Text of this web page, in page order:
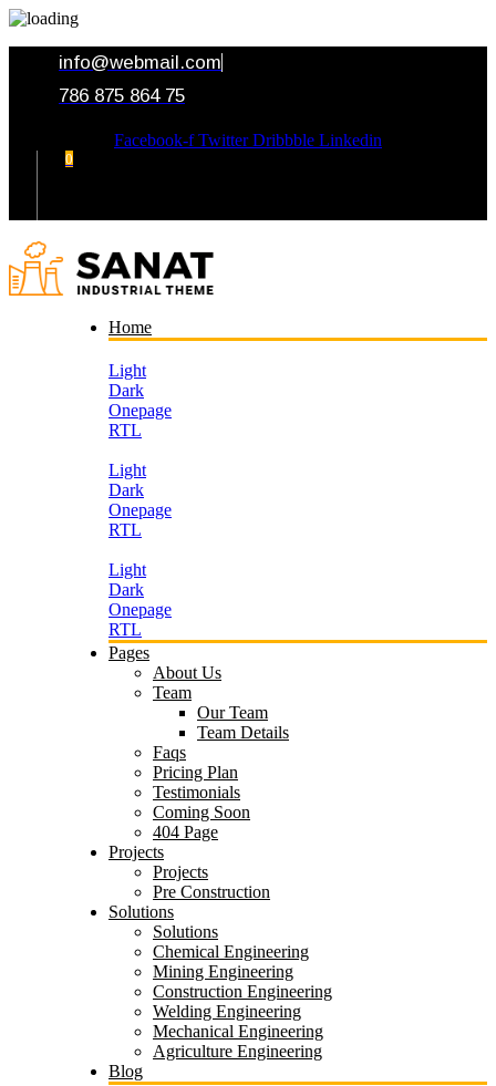
info@webmail.com
786 875 864 75
Facebook-f Twitter Dribbble Linkedin
0
Home
Light
Dark
Onepage
RTL
Light
Dark
Onepage
RTL
Light
Dark
Onepage
RTL
Pages
About Us
Team
Our Team
Team Details
Faqs
Pricing Plan
Testimonials
Coming Soon
404 Page
Projects
Projects
Pre Construction
Solutions
Solutions
Chemical Engineering
Mining Engineering
Construction Engineering
Welding Engineering
Mechanical Engineering
Agriculture Engineering
Blog